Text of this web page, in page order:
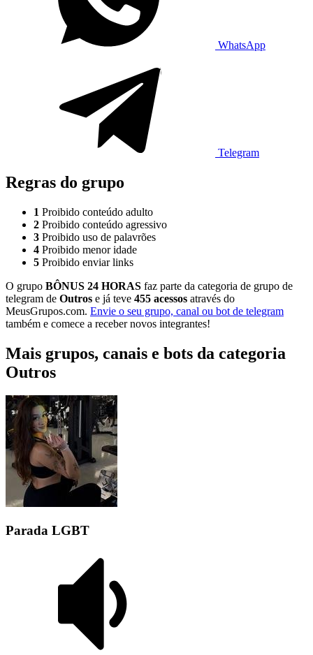
WhatsApp
Telegram
Regras do grupo
1 Proibido conteúdo adulto
2 Proibido conteúdo agressivo
3 Proibido uso de palavrões
4 Proibido menor idade
5 Proibido enviar links
O grupo BÔNUS 24 HORAS faz parte da categoria de grupo de
telegram de Outros e já teve 455 acessos através do
MeusGrupos.com. Envie o seu grupo, canal ou bot de telegram
também e comece a receber novos integrantes!
Mais grupos, canais e bots da categoria
Outros
Parada LGBT